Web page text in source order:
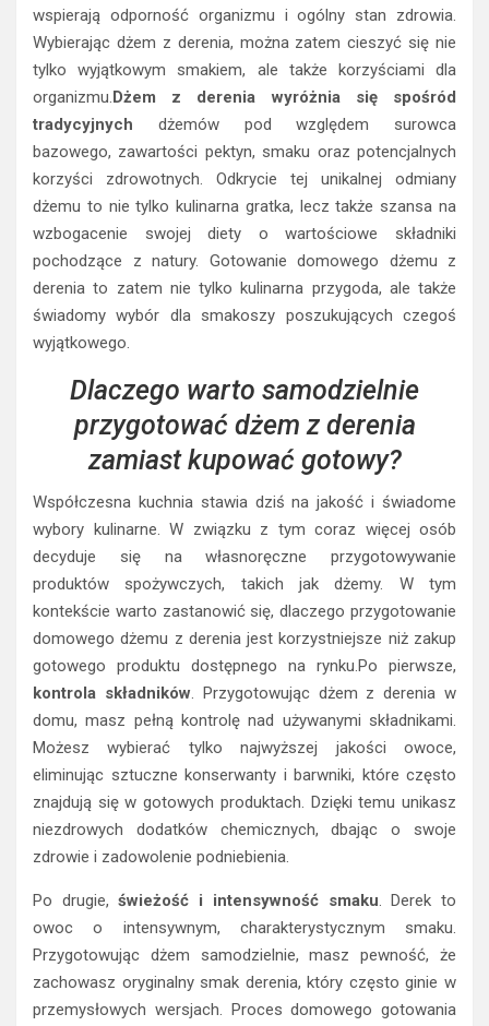
wspierają odporność organizmu i ogólny stan zdrowia.
Wybierając dżem z derenia, można zatem cieszyć się nie
tylko wyjątkowym smakiem, ale także korzyściami dla
organizmu.Dżem z derenia wyróżnia się spośród
tradycyjnych dżemów pod względem surowca
bazowego, zawartości pektyn, smaku oraz potencjalnych
korzyści zdrowotnych. Odkrycie tej unikalnej odmiany
dżemu to nie tylko kulinarna gratka, lecz także szansa na
wzbogacenie swojej diety o wartościowe składniki
pochodzące z natury. Gotowanie domowego dżemu z
derenia to zatem nie tylko kulinarna przygoda, ale także
świadomy wybór dla smakoszy poszukujących czegoś
wyjątkowego.
Dlaczego warto samodzielnie
przygotować dżem z derenia
zamiast kupować gotowy?
Współczesna kuchnia stawia dziś na jakość i świadome
wybory kulinarne. W związku z tym coraz więcej osób
decyduje się na własnoręczne przygotowywanie
produktów spożywczych, takich jak dżemy. W tym
kontekście warto zastanowić się, dlaczego przygotowanie
domowego dżemu z derenia jest korzystniejsze niż zakup
gotowego produktu dostępnego na rynku.Po pierwsze,
kontrola składników. Przygotowując dżem z derenia w
domu, masz pełną kontrolę nad używanymi składnikami.
Możesz wybierać tylko najwyższej jakości owoce,
eliminując sztuczne konserwanty i barwniki, które często
znajdują się w gotowych produktach. Dzięki temu unikasz
niezdrowych dodatków chemicznych, dbając o swoje
zdrowie i zadowolenie podniebienia.
Po drugie,świeżość i intensywność smaku. Derek to
owoc o intensywnym, charakterystycznym smaku.
Przygotowując dżem samodzielnie, masz pewność, że
zachowasz oryginalny smak derenia, który często ginie w
przemysłowych wersjach. Proces domowego gotowania